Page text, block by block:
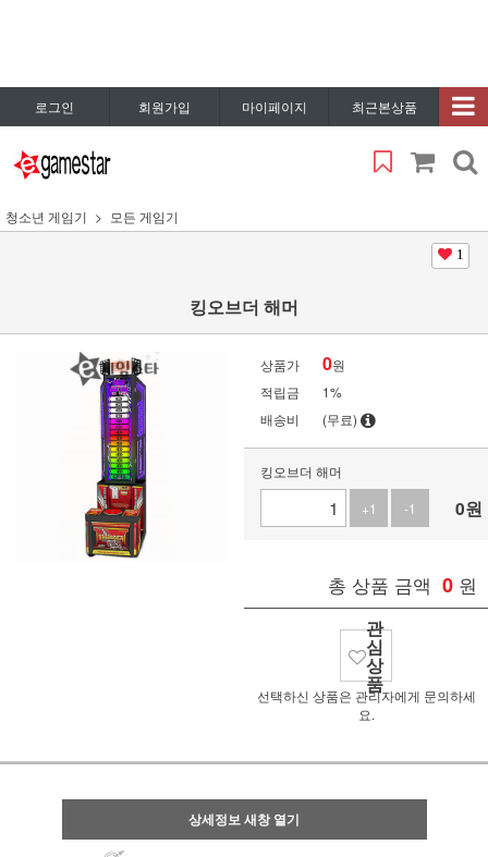
로그인 회원가입 마이페이지 최근본상품
청소년 게임기 모든 게임기
1
킹오브더 해머
상품가 0원
적립금
1%
배송비
(무료)
킹오브더 해머
+1
-1 0원
총 상품 금액 0 원
관
심
상
품
선택하신 상품은 관리자에게 문의하세
요.
상세정보 새창 열기